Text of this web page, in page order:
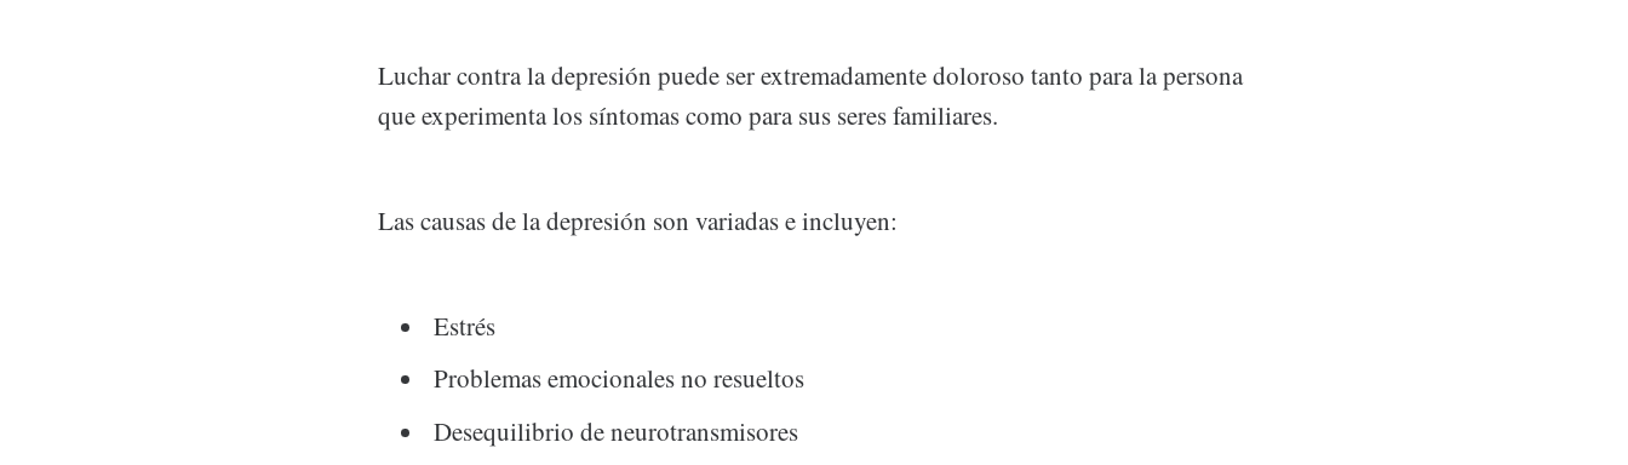
Luchar contra la depresión puede ser extremadamente doloroso tanto para la persona
que experimenta los síntomas como para sus seres familiares.
Las causas de la depresión son variadas e incluyen:
Estrés
Problemas emocionales no resueltos
Desequilibrio de neurotransmisores